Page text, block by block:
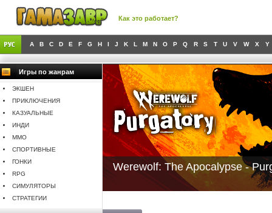
Как это работает?
A B C D E F G H I J K L M N O P Q R S T U V W X Y
Игры по жанрам
ЭКШЕН
ПРИКЛЮЧЕНИЯ
КАЗУАЛЬНЫЕ
ИНДИ
MMO
СПОРТИВНЫЕ
ГОНКИ
RPG
СИМУЛЯТОРЫ
СТРАТЕГИИ
Werewolf: The Apocalypse -